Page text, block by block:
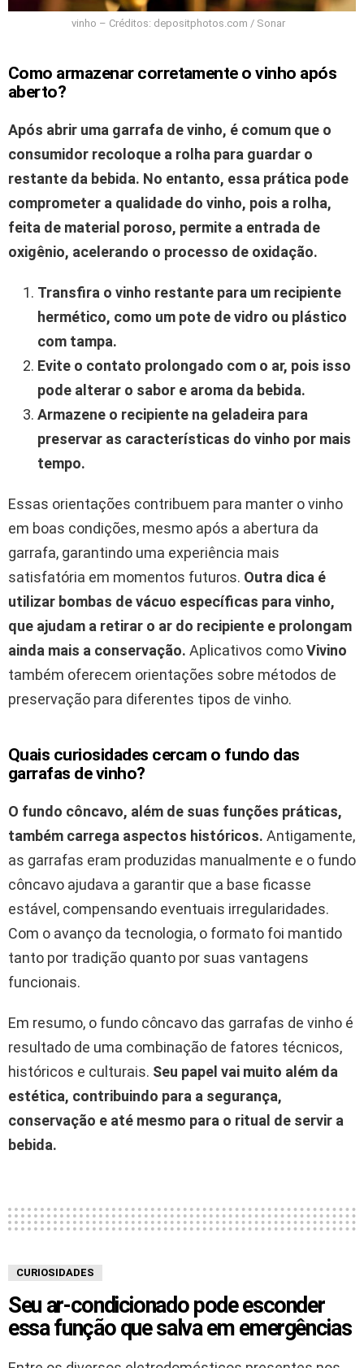
vinho – Créditos: depositphotos.com / Sonar
Como armazenar corretamente o vinho após
aberto?
Após abrir uma garrafa de vinho, é comum que o
consumidor recoloque a rolha para guardar o
restante da bebida. No entanto, essa prática pode
comprometer a qualidade do vinho, pois a rolha,
feita de material poroso, permite a entrada de
oxigênio, acelerando o processo de oxidação.
Transfira o vinho restante para um recipiente
hermético, como um pote de vidro ou plástico
com tampa.
Evite o contato prolongado com o ar, pois isso
pode alterar o sabor e aroma da bebida.
Armazene o recipiente na geladeira para
preservar as características do vinho por mais
tempo.
Essas orientações contribuem para manter o vinho
em boas condições, mesmo após a abertura da
garrafa, garantindo uma experiência mais
satisfatória em momentos futuros. Outra dica é
utilizar bombas de vácuo específicas para vinho,
que ajudam a retirar o ar do recipiente e prolongam
ainda mais a conservação. Aplicativos comoVivino
também oferecem orientações sobre métodos de
preservação para diferentes tipos de vinho.
Quais curiosidades cercam o fundo das
garrafas de vinho?
O fundo côncavo, além de suas funções práticas,
também carrega aspectos históricos. Antigamente,
as garrafas eram produzidas manualmente e o fundo
côncavo ajudava a garantir que a base ficasse
estável, compensando eventuais irregularidades.
Com o avanço da tecnologia, o formato foi mantido
tanto por tradição quanto por suas vantagens
funcionais.
Em resumo, o fundo côncavo das garrafas de vinho é
resultado de uma combinação de fatores técnicos,
históricos e culturais. Seu papel vai muito além da
estética, contribuindo para a segurança,
conservação e até mesmo para o ritual de servir a
bebida.
CURIOSIDADES
Seu ar-condicionado pode esconder
essa função que salva em emergências